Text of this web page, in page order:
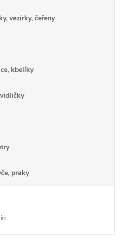
vezírky, čeřeny
kbelíky
praky